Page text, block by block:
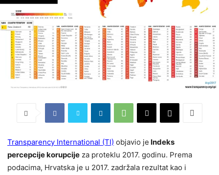
Transparency International (TI) objavio je Indeks
percepcije korupcije za proteklu 2017. godinu. Prema
podacima, Hrvatska je u 2017. zadržala rezultat kao i